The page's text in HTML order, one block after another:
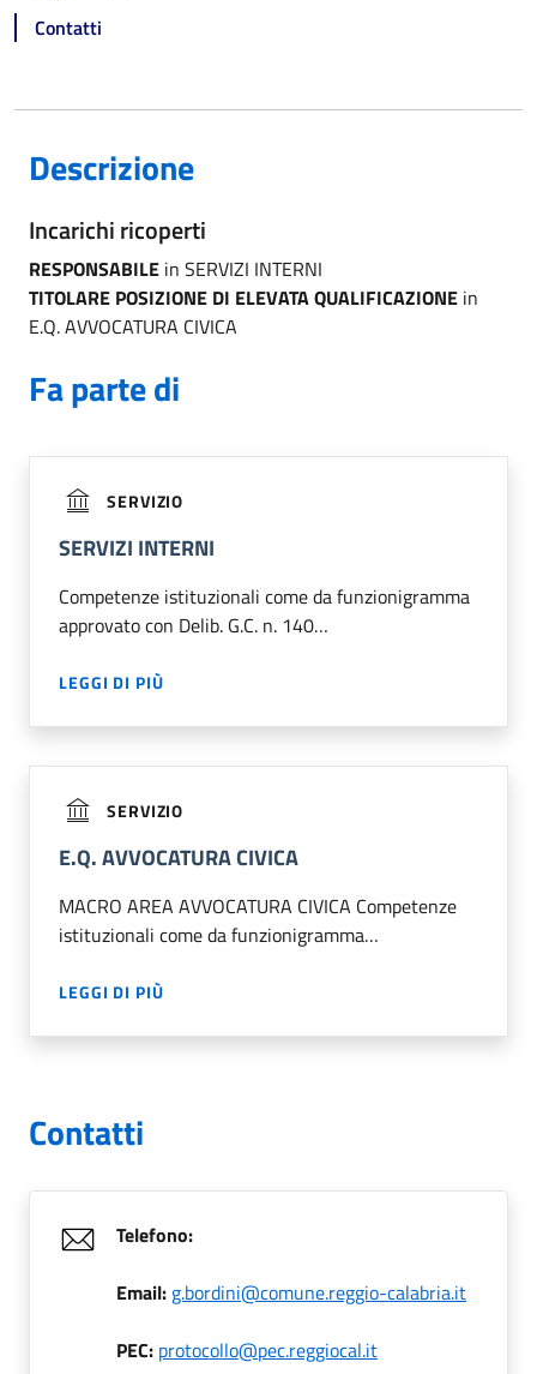
Contatti
Descrizione
Incarichi ricoperti
RESPONSABILE in SERVIZI INTERNI
TITOLARE POSIZIONE DI ELEVATA QUALIFICAZIONE in
E.Q. AVVOCATURA CIVICA
Fa parte di
SERVIZIO
SERVIZI INTERNI
Competenze istituzionali come da funzionigramma
approvato con Delib. G.C. n. 140…
LEGGI DI PIÙ
SERVIZIO
E.Q. AVVOCATURA CIVICA
MACRO AREA AVVOCATURA CIVICA Competenze
istituzionali come da funzionigramma…
LEGGI DI PIÙ
Contatti
Telefono:
Email: g.bordini@comune.reggio-calabria.it
PEC: protocollo@pec.reggiocal.it